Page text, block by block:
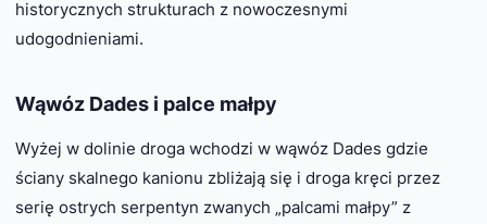
historycznych strukturach z nowoczesnymi
udogodnieniami.
Wąwóz Dades i palce małpy
Wyżej w dolinie droga wchodzi w wąwóz Dades gdzie
ściany skalnego kanionu zbliżają się i droga kręci przez
serię ostrych serpentyn zwanych „palcami małpy” z